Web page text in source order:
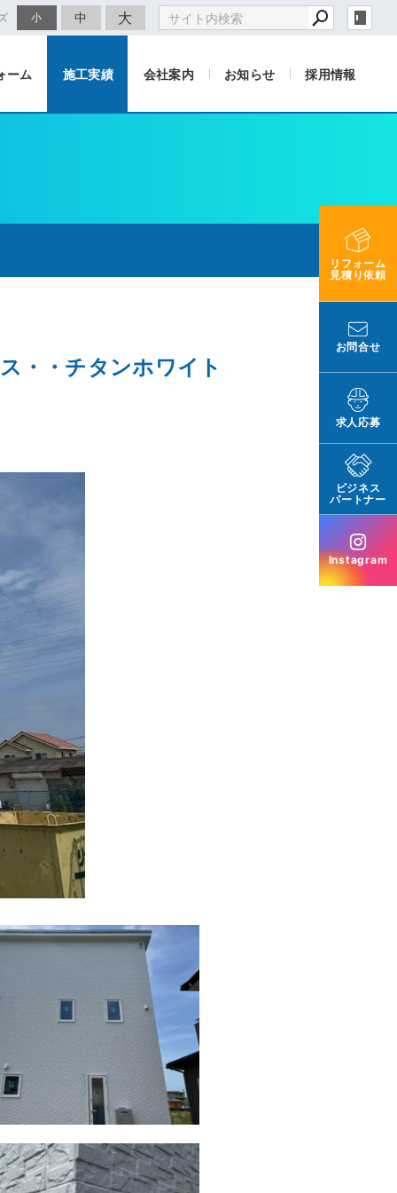
小 中 大
ーム 施工実績 会社案内 お知らせ 採用情報
リフォーム
見積り依頼
お問合せ
求人応募
ビジネス
パートナー
Instagram
・・チタンホワイト